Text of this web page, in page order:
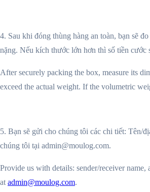
4. Sau khi đóng thùng hàng an toàn, bạn sẽ
nặng. Nếu kích thước lớn hơn thì số tiền cước
After securely packing the box, measure its
exceed the actual weight. If the volumetric
5. Bạn sẽ gửi cho chúng tôi các chi tiết: Tên/
chúng tôi tại admin@moulog.com.
Provide us with details: sender/receiver
at admin@moulog.com.